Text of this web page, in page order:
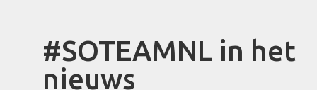
#SOTEAMNL in het
nieuws